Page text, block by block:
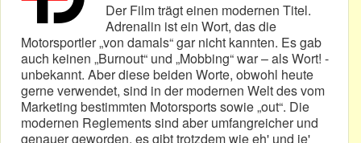
Der Film trägt einen modernen Titel.
Adrenalin ist ein Wort, das die
Motorsportler „von damals“ gar nicht kannten. Es gab
auch keinen „Burnout“ und „Mobbing“ war – als Wort! -
unbekannt. Aber diese beiden Worte, obwohl heute
gerne verwendet, sind in der modernen Welt des vom
Marketing bestimmten Motorsports sowie „out“. Die
modernen Reglements sind aber umfangreicher und
genauer geworden, es gibt trotzdem wie eh' und je'